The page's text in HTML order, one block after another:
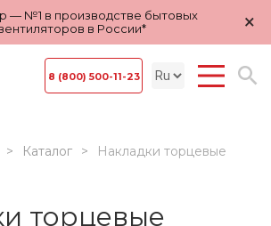
— №1 в производстве бытовых
в России*
×
8 (800) 500-11-23
Каталог Накладки торцевые
торцевые